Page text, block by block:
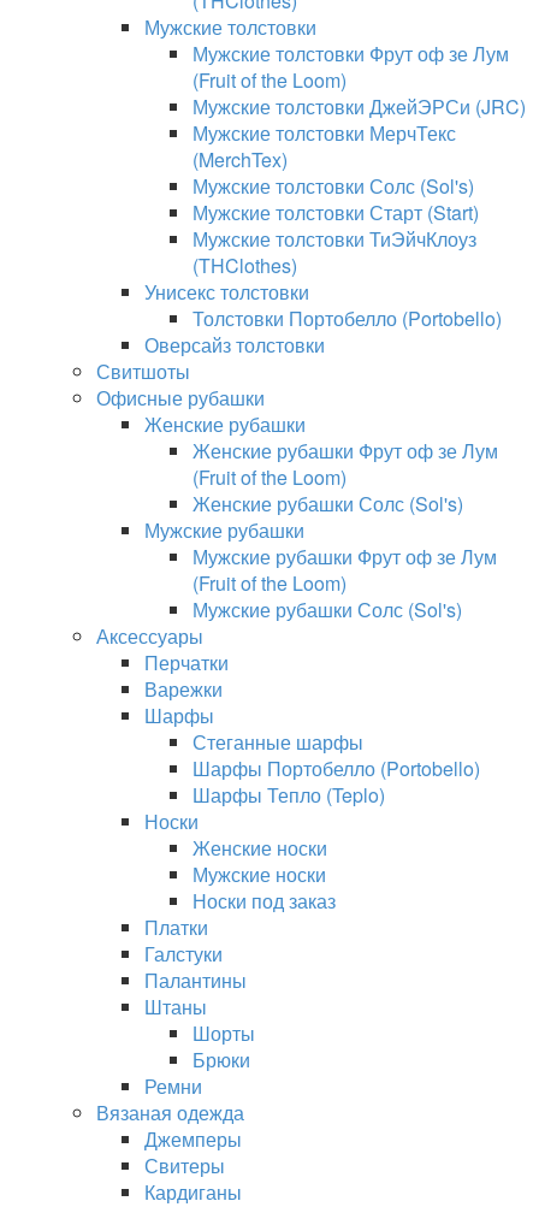
Мужские толстовки
Мужские толстовки Фрут оф зе Лум
(Fruit of the Loom)
Мужские толстовки ДжейЭРСи (JRC)
Мужские толстовки МерчТекс
(MerchTex)
Мужские толстовки Солс (Sol's)
Мужские толстовки Старт (Start)
Мужские толстовки ТиЭйчКлоуз
(THClothes)
Унисекс толстовки
Толстовки Портобелло (Portobello)
Оверсайз толстовки
Свитшоты
Офисные рубашки
Женские рубашки
Женские рубашки Фрут оф зе Лум
(Fruit of the Loom)
Женские рубашки Солс (Sol's)
Мужские рубашки
Мужские рубашки Фрут оф зе Лум
(Fruit of the Loom)
Мужские рубашки Солс (Sol's)
Аксессуары
Перчатки
Варежки
Шарфы
Стеганные шарфы
Шарфы Портобелло (Portobello)
Шарфы Тепло (Teplo)
Носки
Женские носки
Мужские носки
Носки под заказ
Платки
Галстуки
Палантины
Штаны
Шорты
Брюки
Ремни
Вязаная одежда
Джемперы
Свитеры
Кардиганы